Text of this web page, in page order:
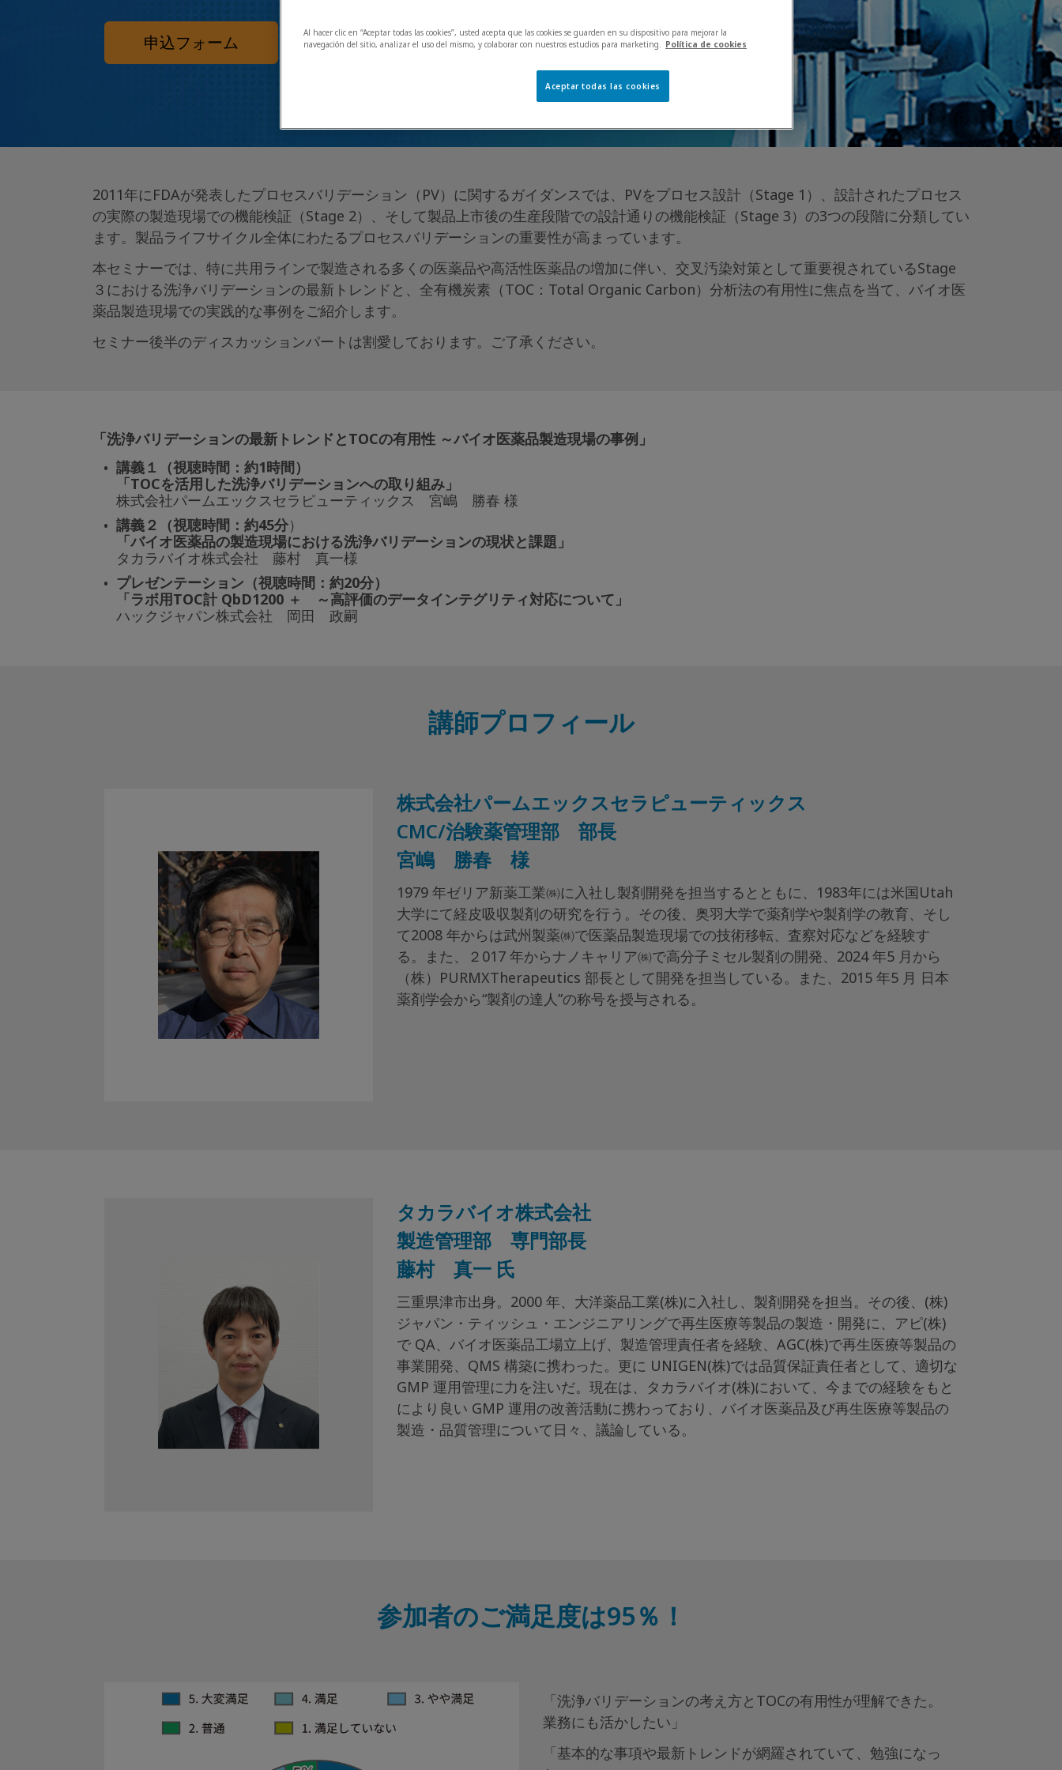
申込フォーム
2011年にFDAが発表したプロセスバリデーション（PV）に関するガイダンスでは、PVをプロセス設計（Stage 1）、設計されたプロセス
の実際の製造現場での機能検証（Stage 2）、そして製品上市後の生産段階での設計通りの機能検証（Stage 3）の3つの段階に分類してい
ます。製品ライフサイクル全体にわたるプロセスバリデーションの重要性が高まっています。
本セミナーでは、特に共用ラインで製造される多くの医薬品や高活性医薬品の増加に伴い、交叉汚染対策として重要視されているStage
３における洗浄バリデーションの最新トレンドと、全有機炭素（TOC：Total Organic Carbon）分析法の有用性に焦点を当て、バイオ医
薬品製造現場での実践的な事例をご紹介します。
セミナー後半のディスカッションパートは割愛しております。ご了承ください。
「洗浄バリデーションの最新トレンドとTOCの有用性 ～バイオ医薬品製造現場の事例」
講義１（視聴時間：約1時間）
「TOCを活用した洗浄バリデーションへの取り組み」
株式会社パームエックスセラピューティックス 宮嶋 勝春 様
講義２（視聴時間：約45分）
「バイオ医薬品の製造現場における洗浄バリデーションの現状と課題」
タカラバイオ株式会社 藤村 真一様
プレゼンテーション（視聴時間：約20分）
「ラボ用TOC計 QbD1200 ＋ ～高評価のデータインテグリティ対応について」
ハックジャパン株式会社 岡田 政嗣
講師プロフィール
株式会社パームエックスセラピューティックス
CMC/治験薬管理部 部長
宮嶋 勝春 様
1979 年ゼリア新薬工業㈱に入社し製剤開発を担当するとともに、1983年には米国Utah
大学にて経皮吸収製剤の研究を行う。その後、奥羽大学で薬剤学や製剤学の教育、そし
て2008 年からは武州製薬㈱で医薬品製造現場での技術移転、査察対応などを経験す
る。また、２017 年からナノキャリア㈱で高分子ミセル製剤の開発、2024 年5 月から
（株）PURMXTherapeutics 部長として開発を担当している。また、2015 年5 月 日本
薬剤学会から“製剤の達人”の称号を授与される。
タカラバイオ株式会社
製造管理部 専門部長
藤村 真一 氏
三重県津市出身。2000 年、大洋薬品工業(株)に入社し、製剤開発を担当。その後、(株)
ジャパン・ティッシュ・エンジニアリングで再生医療等製品の製造・開発に、アピ(株)
で QA、バイオ医薬品工場立上げ、製造管理責任者を経験、AGC(株)で再生医療等製品の
事業開発、QMS 構築に携わった。更に UNIGEN(株)では品質保証責任者として、適切な
GMP 運用管理に力を注いだ。現在は、タカラバイオ(株)において、今までの経験をもと
により良い GMP 運用の改善活動に携わっており、バイオ医薬品及び再生医療等製品の
製造・品質管理について日々、議論している。
参加者のご満足度は95％！
「洗浄バリデーションの考え方とTOCの有用性が理解できた。
業務にも活かしたい」
「基本的な事項や最新トレンドが網羅されていて、勉強になっ
Al hacer clic en “Aceptar todas las cookies”, usted acepta que las cookies se guarden en su dispositivo para mejorar la
navegación del sitio, analizar el uso del mismo, y colaborar con nuestros estudios para marketing. Política de cookies
Aceptar todas las cookies